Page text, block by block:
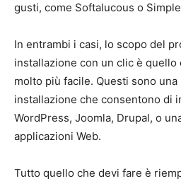
gusti, come Softalucous o
In entrambi i casi, lo scopo del
installazione con un clic è
molto più facile. Questi sono
installazione che consentono di
WordPress, Joomla, Drupal, o
applicazioni Web.
Tutto quello che devi fare è